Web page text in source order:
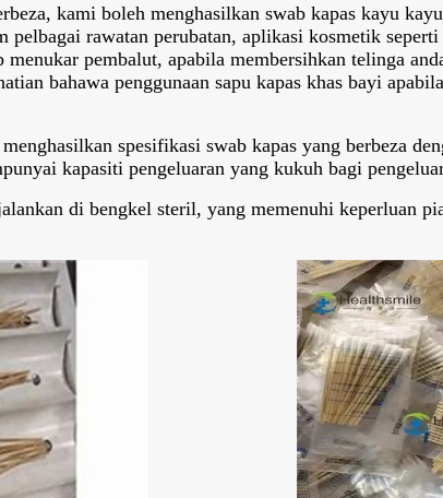
kami boleh menghasilkan swab kapas kayu
pelbagai rawatan perubatan, aplikasi kosmetik
pembalut, apabila membersihkan telinga
bahawa penggunaan sapu kapas khas bayi
spesifikasi swab kapas yang berbeza
kapasiti pengeluaran yang kukuh bagi
di bengkel steril, yang memenuhi keperluan